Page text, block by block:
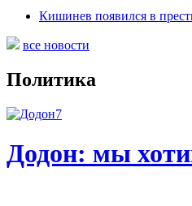
Кишинев появился в
все новости
Политика
Додон: мы